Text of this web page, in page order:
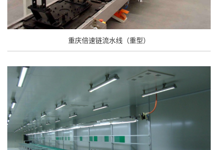
重庆倍速链流水线（重型）